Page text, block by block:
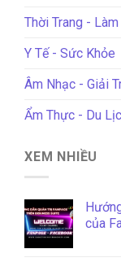
Thời Trang -
Y Tế - Sức Khỏe
Âm Nhạc - Giải
Ẩm Thực - Du
XEM NHIỀU
của